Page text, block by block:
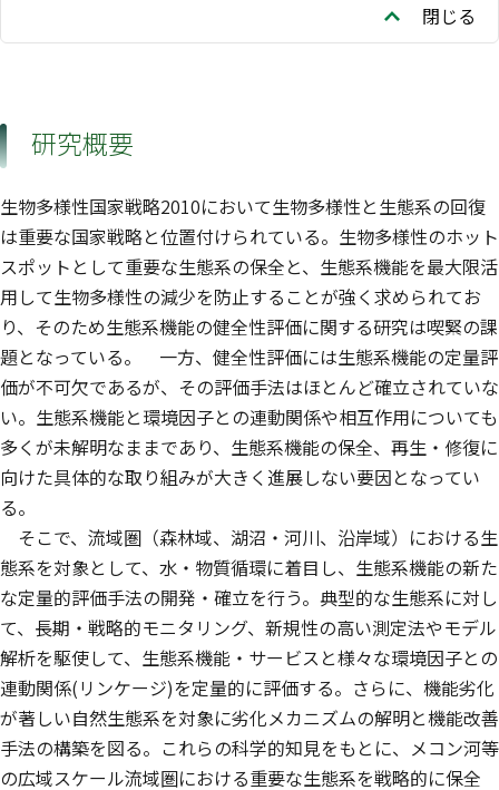
亀山 哲
矢部 徹
玉置 雅紀
閉じる
研究概要
生物多様性国家戦略2010において生物多様性と生態系の回復
は重要な国家戦略と位置付けられている。生物多様性のホット
スポットとして重要な生態系の保全と、生態系機能を最大限活
用して生物多様性の減少を防止することが強く求められてお
り、そのため生態系機能の健全性評価に関する研究は喫緊の課
題となっている。 一方、健全性評価には生態系機能の定量評
価が不可欠であるが、その評価手法はほとんど確立されていな
い。生態系機能と環境因子との連動関係や相互作用についても
多くが未解明なままであり、生態系機能の保全、再生・修復に
向けた具体的な取り組みが大きく進展しない要因となってい
る。
そこで、流域圏（森林域、湖沼・河川、沿岸域）における生
態系を対象として、水・物質循環に着目し、生態系機能の新た
な定量的評価手法の開発・確立を行う。典型的な生態系に対し
て、長期・戦略的モニタリング、新規性の高い測定法やモデル
解析を駆使して、生態系機能・サービスと様々な環境因子との
連動関係(リンケージ)を定量的に評価する。さらに、機能劣化
が著しい自然生態系を対象に劣化メカニズムの解明と機能改善
手法の構築を図る。これらの科学的知見をもとに、メコン河等
の広域スケール流域圏における重要な生態系を戦略的に保全